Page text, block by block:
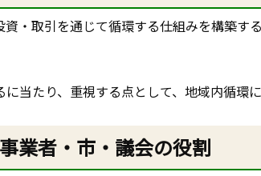
・取引を通じて循環する仕組みを構築す
当たり、重視する点として、地域内循環
業者・市・議会の役割